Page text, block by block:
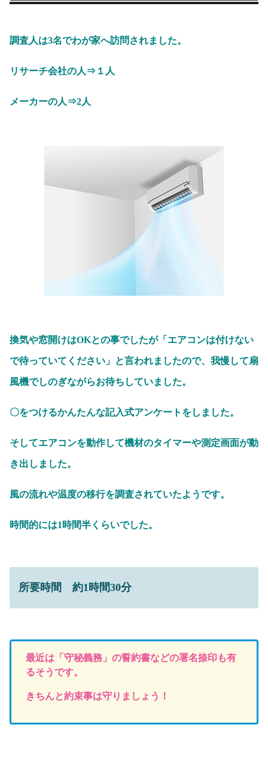
調査人は3名でわが家へ訪問されました。
リサーチ会社の人⇒１人
メーカーの人⇒2人
換気や窓開けはOKとの事でしたが「エアコンは付けない
で待っていてください」と言われましたので、我慢して扇
風機でしのぎながらお待ちしていました。
〇をつけるかんたんな記入式アンケートをしました。
そしてエアコンを動作して機材のタイマーや測定画面が動
き出しました。
風の流れや温度の移行を調査されていたようです。
時間的には1時間半くらいでした。
所要時間 約1時間30分
最近は「守秘義務」の誓約書などの署名捺印も有
るそうです。
きちんと約束事は守りましょう！